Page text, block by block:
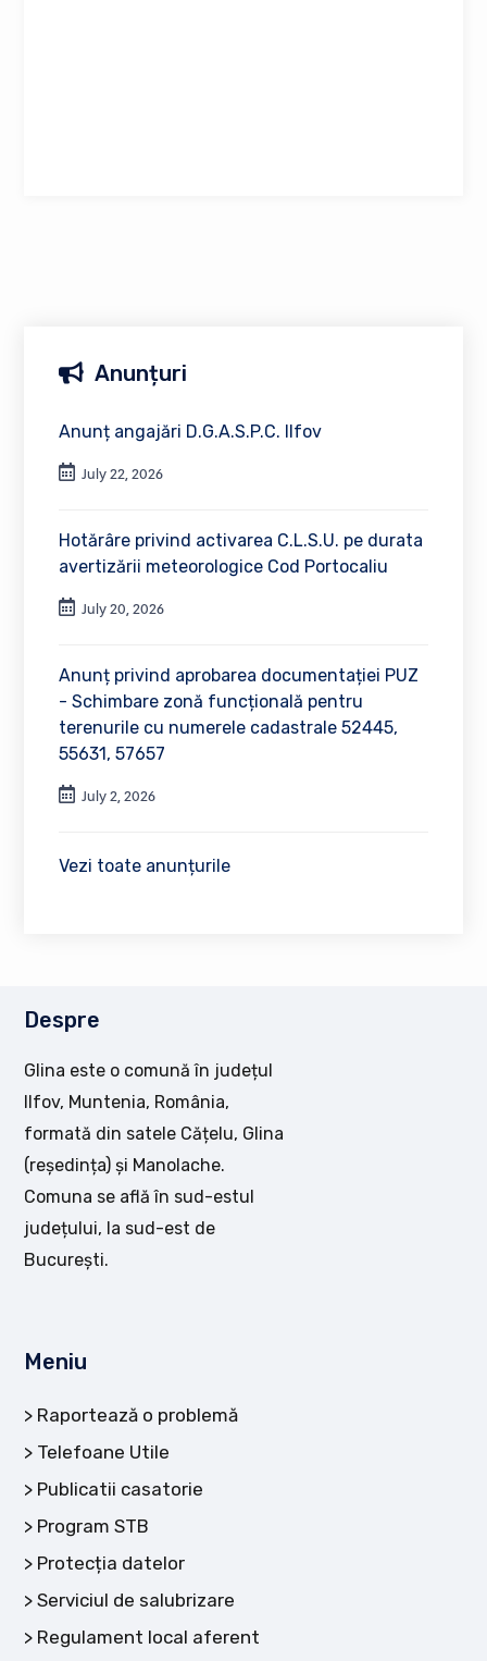
Anunțuri
Anunț angajări D.G.A.S.P.C. Ilfov
July 22, 2026
Hotărâre privind activarea C.L.S.U. pe durata
avertizării meteorologice Cod Portocaliu
July 20, 2026
Anunț privind aprobarea documentației PUZ
- Schimbare zonă funcțională pentru
terenurile cu numerele cadastrale 52445,
55631, 57657
July 2, 2026
Vezi toate anunțurile
Despre
Glina este o comună în județul
Ilfov, Muntenia, România,
formată din satele Cățelu, Glina
(reședința) și Manolache.
Comuna se află în sud-estul
județului, la sud-est de
București.
Meniu
Raportează o problemă
Telefoane Utile
Publicatii casatorie
Program STB
Protecția datelor
Serviciul de salubrizare
Regulament local aferent